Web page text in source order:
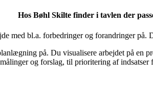
Hos Bøhl Skilte finder i tavlen der
med bl.a. forbedringer og forandringer
på. Du visualisere arbejdet på en
målinger og forslag, til prioritering af indsatser